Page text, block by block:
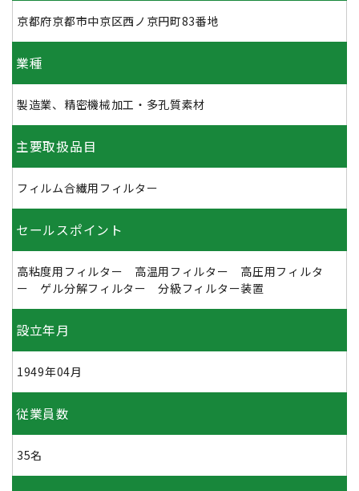
京都府京都市中京区西ノ京円町83番地
業種
製造業、精密機械加工・多孔質素材
主要取扱品目
フィルム合繊用フィルター
セールスポイント
高粘度用フィルター 高温用フィルター 高圧用フィルタ
ー ゲル分解フィルター 分級フィルター装置
設立年月
1949年04月
従業員数
35名